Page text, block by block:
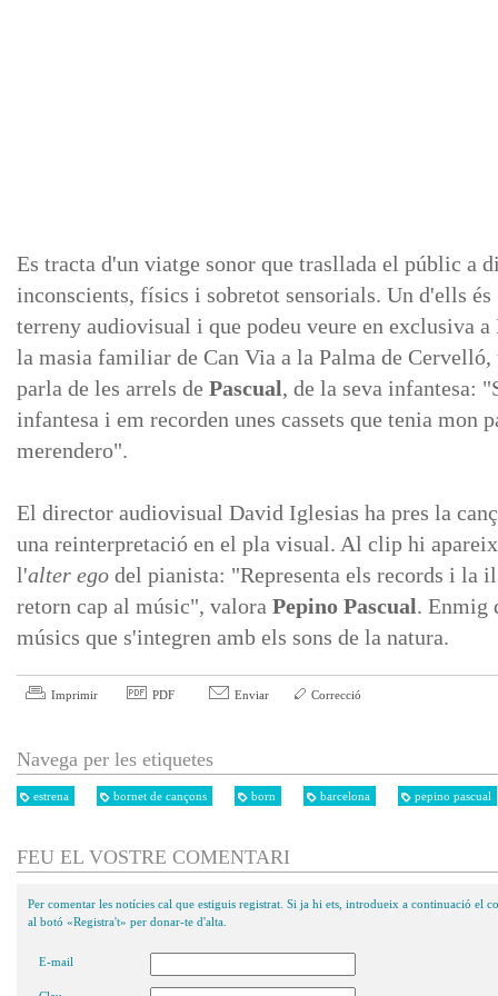
Es tracta d'un viatge sonor que trasllada el públic a
inconscients, físics i sobretot sensorials. Un d'ells
terreny audiovisual i que podeu veure en exclusiva
la masia familiar de Can Via a la Palma de
parla de les arrels de Pascual, de la seva infantesa:
infantesa i em recorden unes cassets que tenia mon
merendero".
El director audiovisual David Iglesias ha pres la
una reinterpretació en el pla visual. Al clip hi
l'alter ego del pianista: "Representa els records i la
retorn cap al músic", valora Pepino Pascual. Enmig
músics que s'integren amb els sons de la natura.
Imprimir PDF Enviar Correcció
Navega per les etiquetes
estrena bornet de cançons born barcelona pepino pascual
FEU EL VOSTRE COMENTARI
Per comentar les notícies cal que estiguis registrat. Si ja hi ets, introdueix a continuació el
al botó «Registra't» per donar-te d'alta.
E-mail